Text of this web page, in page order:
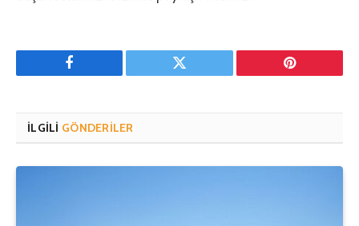
Facebook Twitter Pinterest'in
İLGILI GÖNDERILER